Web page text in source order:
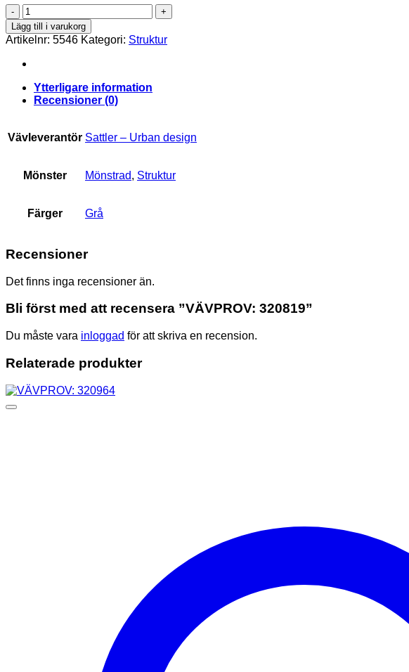
VÄVPROV:
320819
mängd
Lägg till i varukorg
Artikelnr: 5546 Kategori: Struktur
Ytterligare information
Recensioner (0)
Vävleverantör Sattler – Urban design
Mönster Mönstrad, Struktur
Färger Grå
Recensioner
Det finns inga recensioner än.
Bli först med att recensera ”VÄVPROV: 320819”
Du måste vara inloggad för att skriva en recension.
Relaterade produkter